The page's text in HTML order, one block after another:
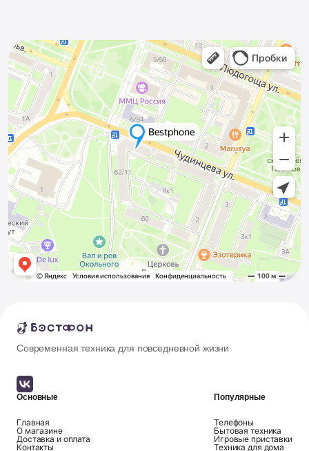
Современная техника для повседневной жизни
Основные
Главная
О магазине
Доставка и оплата
Контакты
Популярные
Телефоны
Бытовая техника
Игровые приставки
Техника для дома